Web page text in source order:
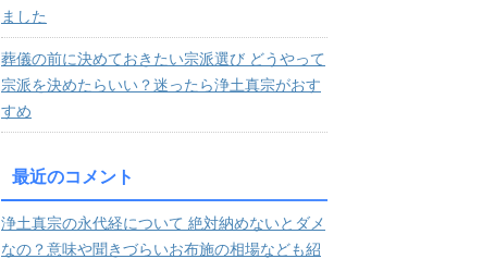
ました
葬儀の前に決めておきたい宗派選び どうやって
宗派を決めたらいい？迷ったら浄土真宗がおす
すめ
最近のコメント
浄土真宗の永代経について 絶対納めないとダメ
なの？意味や聞きづらいお布施の相場なども紹